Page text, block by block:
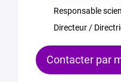
Responsable
Directeur /
Contacter par